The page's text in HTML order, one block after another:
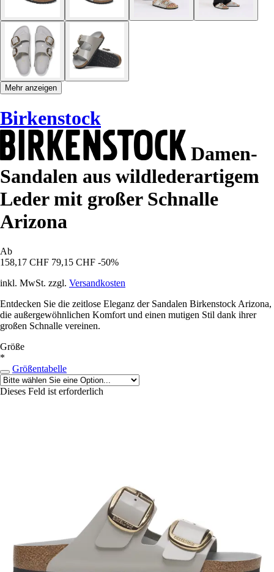
Mehr anzeigen
Birkenstock
Damen-
Sandalen aus wildlederartigem
Leder mit großer Schnalle
Arizona
Ab
158,17 CHF 79,15 CHF -50%
inkl. MwSt. zzgl. Versandkosten
Entdecken Sie die zeitlose Eleganz der Sandalen Birkenstock Arizona,
die außergewöhnlichen Komfort und einen mutigen Stil dank ihrer
großen Schnalle vereinen.
Größe
*
Größentabelle
Dieses Feld ist erforderlich